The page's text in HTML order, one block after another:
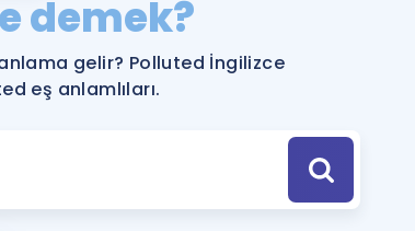
Rehberlik Aracı
YDS ve YÖKDİL'e Hazırlananlar için Öneriler
Tüm ÖSYM Sınavları Tek Takvimde
demek?
gelir? Polluted İngilizce
eş anlamlıları.